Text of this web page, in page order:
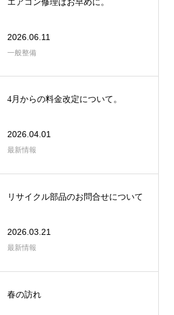
エアコン修理はお早めに。
2026.06.11
一般整備
4月からの料金改定について。
2026.04.01
最新情報
リサイクル部品のお問合せについて
2026.03.21
最新情報
春の訪れ